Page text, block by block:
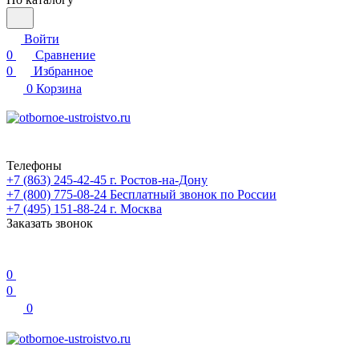
Войти
0
Сравнение
0
Избранное
0 Корзина
Телефоны
+7 (863) 245-42-45 г. Ростов-на-Дону
+7 (800) 775-08-24 Бесплатный звонок по России
+7 (495) 151-88-24 г. Москва
Заказать звонок
0
0
0